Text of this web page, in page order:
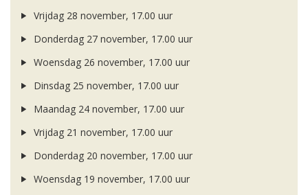
Vrijdag 28 november, 17.00 uur
Donderdag 27 november, 17.00 uur
Woensdag 26 november, 17.00 uur
Dinsdag 25 november, 17.00 uur
Maandag 24 november, 17.00 uur
Vrijdag 21 november, 17.00 uur
Donderdag 20 november, 17.00 uur
Woensdag 19 november, 17.00 uur